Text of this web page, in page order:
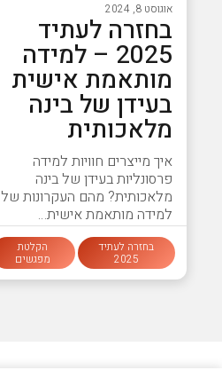
אוגוסט 8, 2024
בחזרה לעתיד
2025 – למידה
מותאמת אישית
בעידן של בינה
מלאכותית
איך מייצרים חוויות למידה
פרסונליות בעידן של בינה
מלאכותית? מהם העקרונות של
למידה מותאמת אישית…
בחזרה לעתיד
2025
הקלטת
מפגשים